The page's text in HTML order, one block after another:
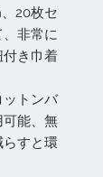
20枚セ
非常に
き巾着
ットンバ
可能、無
すと環